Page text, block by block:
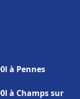
à Pennes
à Champs sur